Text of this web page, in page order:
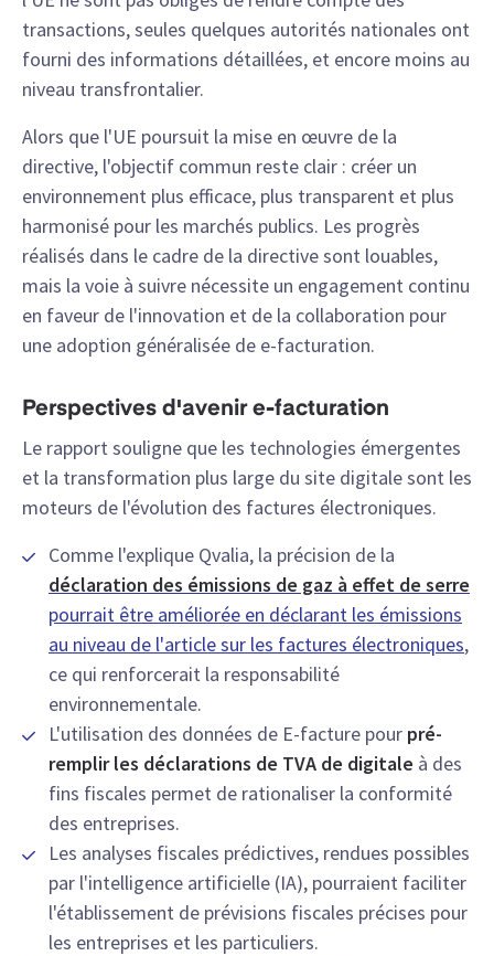
transactions, seules quelques autorités nationales ont
fourni des informations détaillées, et encore moins au
niveau transfrontalier.
Alors que l'UE poursuit la mise en œuvre de la
directive, l'objectif commun reste clair : créer un
environnement plus efficace, plus transparent et plus
harmonisé pour les marchés publics. Les progrès
réalisés dans le cadre de la directive sont louables,
mais la voie à suivre nécessite un engagement continu
en faveur de l'innovation et de la collaboration pour
une adoption généralisée de e-facturation.
Perspectives d'avenir e-facturation
Le rapport souligne que les technologies émergentes
et la transformation plus large du site digitale sont les
moteurs de l'évolution des factures électroniques.
Comme l'explique Qvalia, la précision de la
déclaration des émissions de gaz à effet de serre
pourrait être améliorée en déclarant les émissions
au niveau de l'article sur les factures électroniques,
ce qui renforcerait la responsabilité
environnementale.
L'utilisation des données de E-facture pour pré-
remplir les déclarations de TVA de digitale à des
fins fiscales permet de rationaliser la conformité
des entreprises.
Les analyses fiscales prédictives, rendues possibles
par l'intelligence artificielle (IA), pourraient faciliter
l'établissement de prévisions fiscales précises pour
les entreprises et les particuliers.